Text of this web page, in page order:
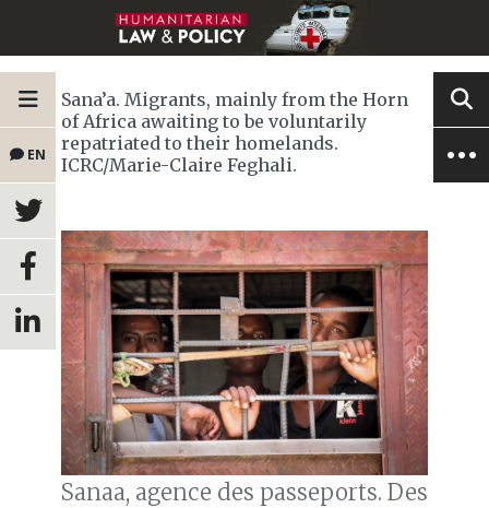
EN
Sana’a. Migrants, mainly from the Horn
of Africa awaiting to be voluntarily
repatriated to their homelands.
ICRC/Marie-Claire Feghali.
Sanaa, agence des passeports. Des